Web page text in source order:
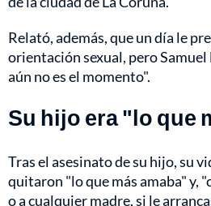
Relató, además, que un día le
orientación sexual, pero
aún no es el momento".
Su hijo era "lo que
Tras el asesinato de su hijo, su
quitaron "lo que más amaba" y,
o a cualquier madre, si le